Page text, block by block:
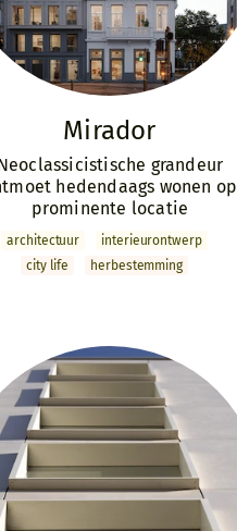
Mirador
grandeur
hedendaags wonen op
prominente locatie
archi­tectuur
interieur­ontwerp
city life
herbestemming